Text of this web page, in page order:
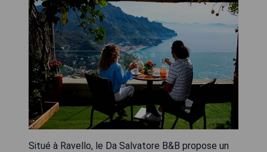
Situé à Ravello, le Da Salvatore B&B propose un